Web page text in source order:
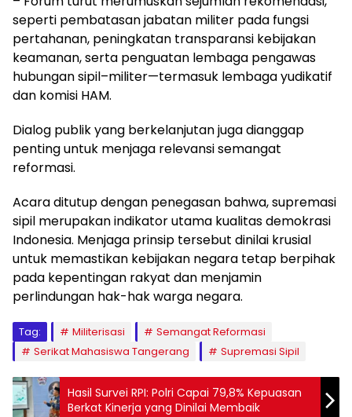
seperti pembatasan jabatan militer pada fungsi
pertahanan, peningkatan transparansi kebijakan
keamanan, serta penguatan lembaga pengawas
hubungan sipil–militer—termasuk lembaga yudikatif
dan komisi HAM.
Dialog publik yang berkelanjutan juga dianggap
penting untuk menjaga relevansi semangat
reformasi.
Acara ditutup dengan penegasan bahwa, supremasi
sipil merupakan indikator utama kualitas demokrasi
Indonesia. Menjaga prinsip tersebut dinilai krusial
untuk memastikan kebijakan negara tetap berpihak
pada kepentingan rakyat dan menjamin
perlindungan hak-hak warga negara.
Tag: Militerisasi
Semangat Reformasi
Serikat Mahasiswa Tangerang
Supremasi Sipil
Hasil Survei RPI: Polri Capai 79,8% Kepuasan
Berkat Kinerja yang Dinilai Membaik